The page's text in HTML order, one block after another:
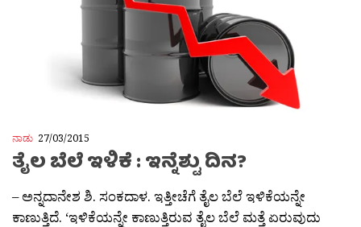
ನಾಡು 27/03/2015
ತೈಲ ಬೆಲೆ ಇಳಿಕೆ : ಇನ್ನೆಶ್ಟು ದಿನ?
– ಅನ್ನದಾನೇಶ ಶಿ. ಸಂಕದಾಳ. ಇತ್ತೀಚೆಗೆ ತೈಲ ಬೆಲೆ ಇಳಿಕೆಯನ್ನೇ
ಕಾಣುತ್ತಿದೆ. ‘ಇಳಿಕೆಯನ್ನೇ ಕಾಣುತ್ತಿರುವ ತೈಲ ಬೆಲೆ ಮತ್ತೆ ಏರುವುದು